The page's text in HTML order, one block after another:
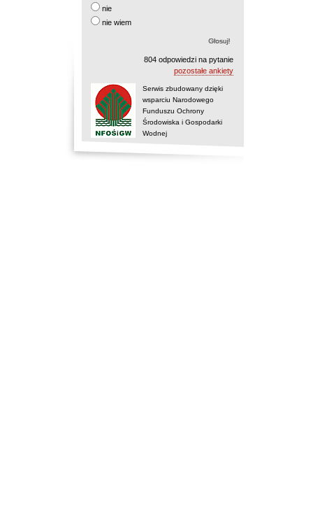
nie
nie wiem
804 odpowiedzi na pytanie
pozostałe ankiety
Serwis zbudowany dzięki
wsparciu Narodowego
Funduszu Ochrony
Środowiska i Gospodarki
Wodnej